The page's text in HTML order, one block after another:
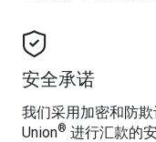
安全承诺
我们采用加密和防
Union® 进行汇款的安